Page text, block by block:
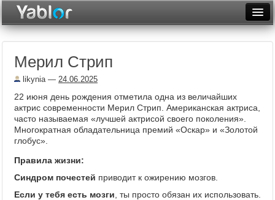
Рейтинги
Архив
Видеотоп
Мерил Стрип
likynia— 24.06.2025
22 июня день рождения отметила одна из величайших
актрис современности Мерил Стрип. Американская актриса,
часто называемая «лучшей актрисой своего поколения».
Многократная обладательница премий «Оскар» и «Золотой
глобус».
Правила жизни:
Синдром почестей приводит к ожирению мозгов.
Если у тебя есть мозги , ты просто обязан их использовать.